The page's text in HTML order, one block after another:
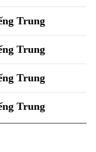
Trung
Trung
Trung
Trung